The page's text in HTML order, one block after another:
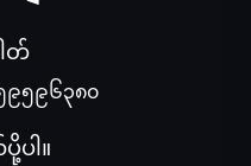
တ်
၉၅၉၆၃၈၀
ပါ။